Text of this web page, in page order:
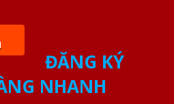
ĐĂNG KÝ
NHANH